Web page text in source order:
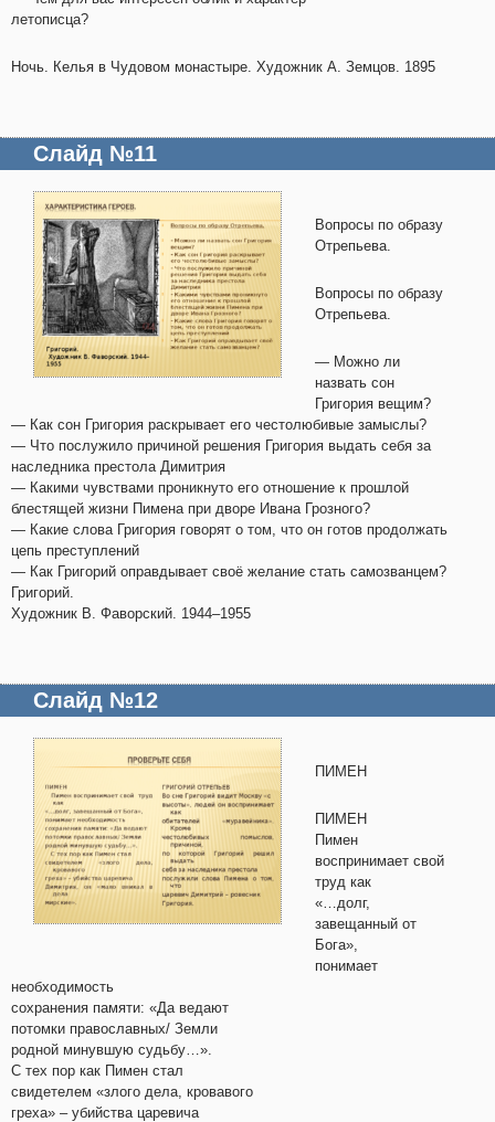
летописца?
Ночь. Келья в Чудовом монастыре. Художник А. Земцов. 1895
Слайд №11
Вопросы по образу
Отрепьева.
Вопросы по образу
Отрепьева.
— Можно ли
назвать сон
Григория вещим?
— Как сон Григория раскрывает его честолюбивые замыслы?
— Что послужило причиной решения Григория выдать себя за
наследника престола Димитрия
— Какими чувствами проникнуто его отношение к прошлой
блестящей жизни Пимена при дворе Ивана Грозного?
— Какие слова Григория говорят о том, что он готов продолжать
цепь преступлений
— Как Григорий оправдывает своё желание стать самозванцем?
Григорий.
Художник В. Фаворский. 1944–1955
Слайд №12
ПИМЕН
ПИМЕН
Пимен
воспринимает свой
труд как
«…долг,
завещанный от
Бога»,
понимает
необходимость
сохранения памяти: «Да ведают
потомки православных/ Земли
родной минувшую судьбу…».
С тех пор как Пимен стал
свидетелем «злого дела, кровавого
греха» – убийства царевича